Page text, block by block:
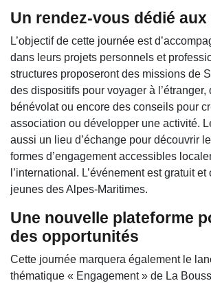
Un rendez-vous dédié aux
L’objectif de cette journée est
dans leurs projets personnels et
structures proposeront des missions de
des dispositifs pour voyager à l’étranger,
bénévolat ou encore des conseils pour
association ou développer une activité.
aussi un lieu d’échange pour découvrir
formes d’engagement accessibles
l’international. L’événement est gratuit
jeunes des Alpes-Maritimes.
Une nouvelle plateforme
des opportunités
Cette journée marquera également le
thématique « Engagement » de La